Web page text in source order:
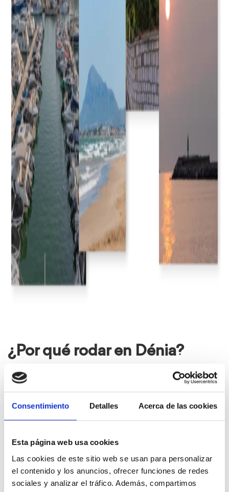
Consentimiento Detalles Acerca de las cookies
Esta página web usa cookies
Las cookies de este sitio web se usan para personalizar
el contenido y los anuncios, ofrecer funciones de redes
sociales y analizar el tráfico. Además, compartimos
¿Por qué rodar en Dénia?
Variedad de localizaciones:
más de 20 km de costa con
playas y calas, el Parque Natural del Montgó, un puerto
únicas.
aeropuertos cercanos (Alicant y Valencia).
Ambiente versátil: escenarios urbanos, marítimos, rurales y
naturales en un mismo destino.
Riqueza histórico-patrimonial:historia marcada por su
situación estratégica en el Mediterráneo. Personajes
como el Tenor Cortis, el Duque de Lerma y Miguel de